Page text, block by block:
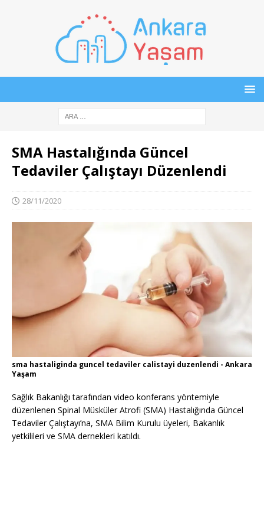
SMA Hastalığında Güncel
Tedaviler Çalıştayı Düzenlendi
28/11/2020
sma hastaliginda guncel tedaviler calistayi duzenlendi - Ankara
Yaşam
Sağlık Bakanlığı tarafından video konferans yöntemiyle
düzenlenen Spinal Müsküler Atrofi (SMA) Hastalığında Güncel
Tedaviler Çalıştayı’na, SMA Bilim Kurulu üyeleri, Bakanlık
yetkilileri ve SMA dernekleri katıldı.